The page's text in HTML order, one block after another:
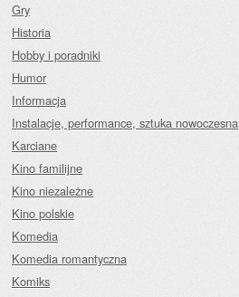
Gry
Historia
Hobby i poradniki
Humor
Informacja
Instalacje, performance, sztuka nowoczesna
Karciane
Kino familijne
Kino niezależne
Kino polskie
Komedia
Komedia romantyczna
Komiks